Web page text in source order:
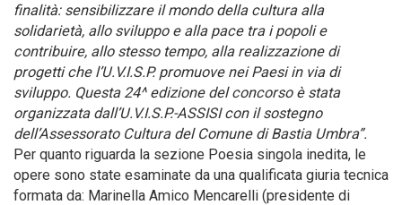
finalità: sensibilizzare il mondo della cultura alla
solidarietà, allo sviluppo e alla pace tra i popoli e
contribuire, allo stesso tempo, alla realizzazione di
progetti che l’U.V.I.S.P. promuove nei Paesi in via di
sviluppo. Questa 24^ edizione del concorso è stata
organizzata dall’U.V.I.S.P.-ASSISI con il sostegno
dell’Assessorato Cultura del Comune di Bastia Umbra”.
Per quanto riguarda la sezione Poesia singola inedita, le
opere sono state esaminate da una qualificata giuria tecnica
formata da: Marinella Amico Mencarelli (presidente di